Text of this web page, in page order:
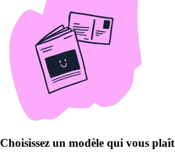
Choisissez un modèle qui vous plaît